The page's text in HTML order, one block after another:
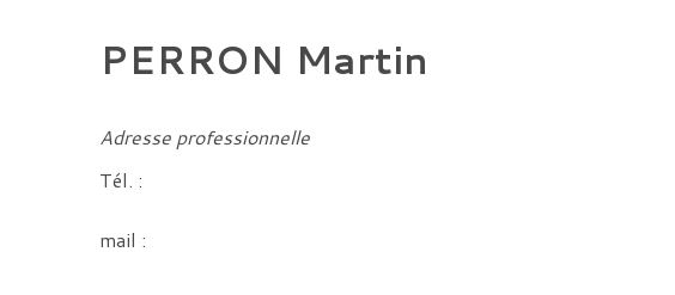
PERRON Martin
Adresse professionnelle
Tél. :
mail :